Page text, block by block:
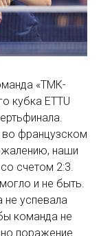
«ТМК-
кубка ETTU
во французском
наши
счетом 2:3.
и не быть.
не успевала
команда не
поражение.